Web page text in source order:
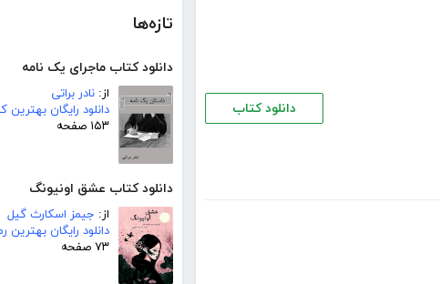
تازه‌ها
دانلود کتاب ماجرای یک نامه
از: نادر براتی
دانلود رایگان
۱۵۳ صفحه
دانلود کتاب عشق اونیونگ
از: جیمز اسکارث گیل
دانلود رایگان بهترین
۷۳ صفحه
دانلود کتاب